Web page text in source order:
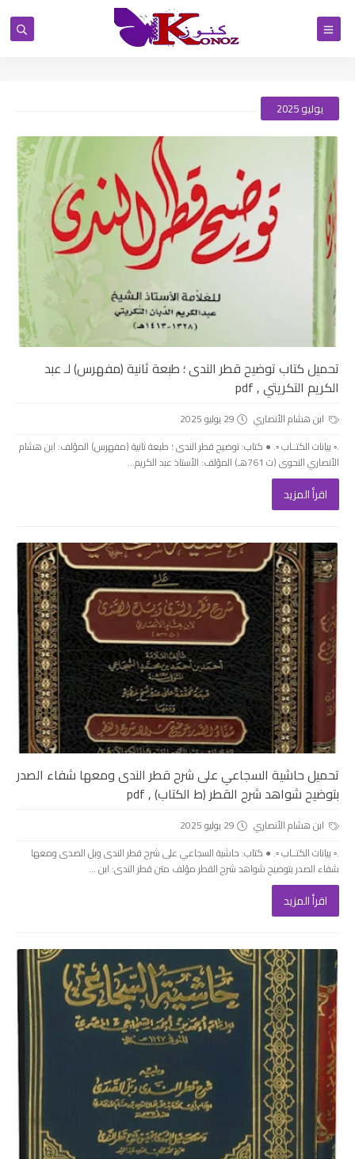
يوليو 2025
تحميل كتاب توضيح قطر الندى ؛ طبعة ثانية (مفهرس) لـ عبد
الكريم التكريتي , pdf
ابن هشام الأنصاري
29 يوليو 2025
.▫️ بيانات الكتــاب ▫️. ● كتاب: توضيح قطر الندى ؛ طبعة ثانية (مفهرس) المؤلف: ابن هشام
الأنصاري النحوى (ت 761هـ) المؤلف: الأستاذ عبد الكريم...
اقرأ المزيد
تحميل حاشية السجاعي على شرح قطر الندى ومعها شفاء الصدر
بتوضيح شواهد شرح القطر (ط الكتاب) , pdf
ابن هشام الأنصاري
29 يوليو 2025
.▫️ بيانات الكتــاب ▫️. ● كتاب: حاشية السجاعي على شرح قطر الندى وبل الصدى ومعها
شفاء الصدر بتوضيح شواهد شرح القطر مؤلف متن قطر الندى: ابن ...
اقرأ المزيد